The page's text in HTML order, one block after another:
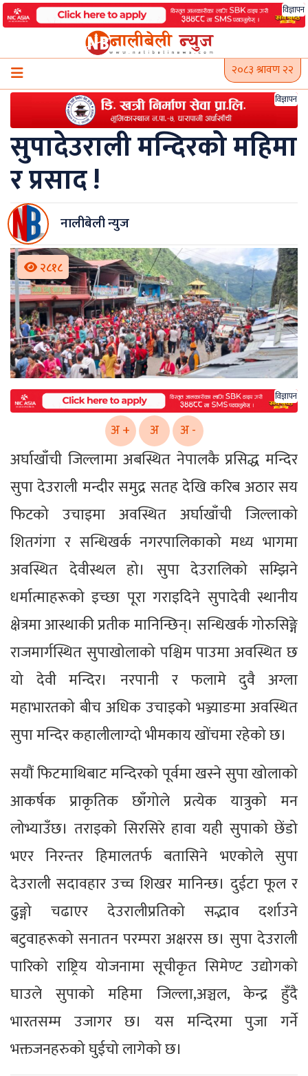
Skip
to
विज्ञापन
२०८३ श्रावण २२
विज्ञापन
सुपादेउराली मन्दिरको महिमा
र प्रसाद !
नालीबेली न्युज
२८१८
विज्ञापन
अ + अ अ -
अर्घाखाँची जिल्लामा अबस्थित नेपालकै प्रसिद्ध मन्दिर
सुपा देउराली मन्दीर समुद्र सतह देखि करिब अठार सय
फिटको उचाइमा अवस्थित अर्घाखाँची जिल्लाको
शितगंगा र सन्धिखर्क नगरपालिकाको मध्य भागमा
अवस्थित देवीस्थल हो। सुपा देउरालिको सम्झिने
धर्मात्माहरूको इच्छा पूरा गराइदिने सुपादेवी स्थानीय
क्षेत्रमा आस्थाकी प्रतीक मानिन्छिन्। सन्धिखर्क गोरुसिङ्गे
राजमार्गस्थित सुपाखोलाको पश्चिम पाउमा अवस्थित छ
यो देवी मन्दिर। नरपानी र फलामे दुवै अग्ला
महाभारतको बीच अधिक उचाइको भञ्ज्याङमा अवस्थित
सुपा मन्दिर कहालीलाग्दो भीमकाय खोंचमा रहेको छ।
सयौं फिटमाथिबाट मन्दिरको पूर्वमा खस्ने सुपा खोलाको
आकर्षक प्राकृतिक छाँगोले प्रत्येक यात्रुको मन
लोभ्याउँछ। तराइको सिरसिरे हावा यही सुपाको छेंडो
भएर निरन्तर हिमालतर्फ बतासिने भएकोले सुपा
देउराली सदावहार उच्च शिखर मानिन्छ। दुईटा फूल र
ढुङ्गो चढाएर देउरालीप्रतिको सद्भाव दर्शाउने
बटुवाहरूको सनातन परम्परा अक्षरस छ। सुपा देउराली
पारिको राष्ट्रिय योजनामा सूचीकृत सिमेण्ट उद्योगको
घाउले सुपाको महिमा जिल्ला,अञ्चल, केन्द्र हुँदै
भारतसम्म उजागर छ। यस मन्दिरमा पुजा गर्ने
भक्तजनहरुको घुईचो लागेको छ।